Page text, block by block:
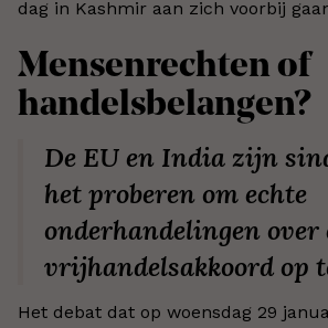
dag in Kashmir aan zich voorbij
Mensenrechten of
handelsbelangen?
De EU en India zijn
het proberen om echte
onderhandelingen over
vrijhandelsakkoord op
Het debat dat op woensdag 29